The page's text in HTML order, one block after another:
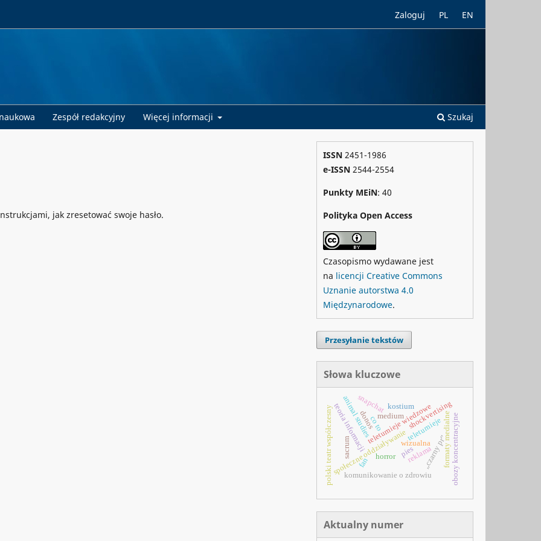
Zespół redakcyjny Więcej informacji Szukaj
Zaloguj PL EN
jak zresetować swoje hasło.
ISSN 2451-1986
e-ISSN 2544-2554
Punkty MEiN: 40
Polityka Open Access
Czasopismo wydawane jest
na licencji Creative Commons
Uznanie autorstwa 4.0
Międzynarodowe.
Przesyłanie tekstów
Słowa kluczowe
reklama
horror
społeczne oddziaływanie
teoria informacji wizualna
teleturnieje wiedzowe
teleturniejeformaty medialneobozy koncentracyjne
pies
animal studies
„czarny pr”
medium
komunikowanie o zdrowiu
snapchat
sacrum
shockvertising
donos
polski teatr współczesny kostium
co to
fan
Aktualny numer